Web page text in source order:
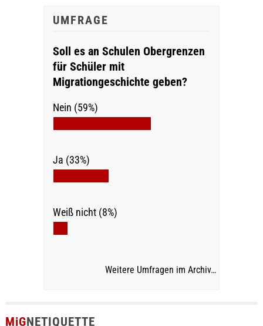
UMFRAGE
Soll es an Schulen Obergrenzen
für Schüler mit
Migrationgeschichte geben?
Nein (59%)
Ja (33%)
Weiß nicht (8%)
Weitere Umfragen im Archiv…
MiGNETIQUETTE